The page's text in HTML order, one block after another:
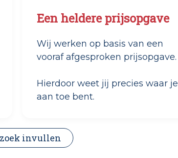
Een heldere prijsopgave
Wij werken op basis van een
vooraf afgesproken prijsopgave.
Hierdoor weet jij precies waar je
aan toe bent.
invullen